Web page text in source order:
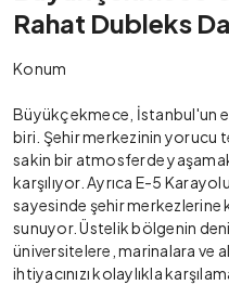
Rahat Dubleks
Konum
Büyükçekmece, İstanbul'un
biri. Şehir merkezinin yorucu
sakin bir atmosferde
karşılıyor. Ayrıca E-5
sayesinde şehir merkezlerine
sunuyor. Üstelik bölgenin
üniversitelere, marinalara ve
ihtiyacınızı kolaylıkla